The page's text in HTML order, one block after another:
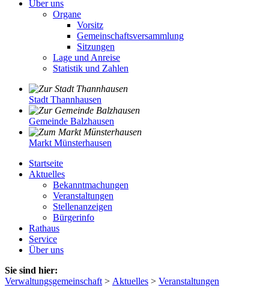
Über uns
Organe
Vorsitz
Gemeinschaftsversammlung
Sitzungen
Lage und Anreise
Statistik und Zahlen
Stadt Thannhausen
Gemeinde Balzhausen
Markt Münsterhausen
Startseite
Aktuelles
Bekanntmachungen
Veranstaltungen
Stellenanzeigen
Bürgerinfo
Rathaus
Service
Über uns
Sie sind hier:
Verwaltungsgemeinschaft > Aktuelles > Veranstaltungen